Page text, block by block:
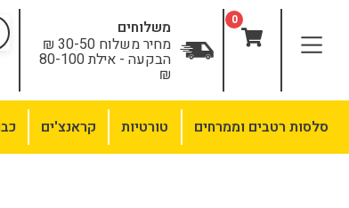
0 משלוחים
מחיר משלוח 30-50 ₪
הבקעה - אילת 80-100
₪
סלסות רטבים וממרחים טורטיות קראנצ'ים